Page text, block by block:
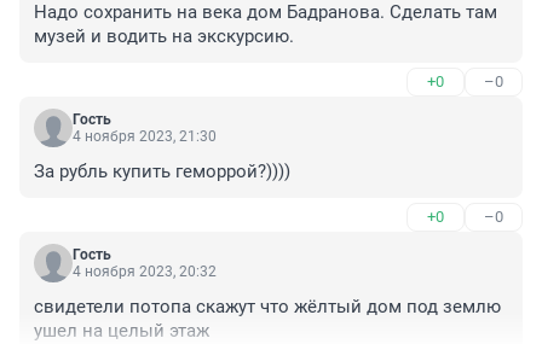
Надо сохранить на века дом Бадранова. Сделать там
музей и водить на экскурсию.
+0 –0
Гость
4 ноября 2023, 21:30
За рубль купить геморрой?))))
+0 –0
Гость
4 ноября 2023, 20:32
свидетели потопа скажут что жёлтый дом под землю
ушел на целый этаж